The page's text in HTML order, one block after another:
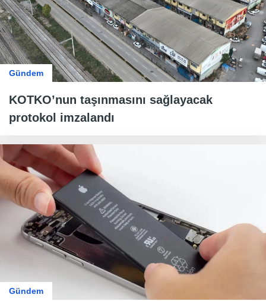
Gündem
KOTKO’nun taşınmasını sağlayacak
protokol imzalandı
Gündem